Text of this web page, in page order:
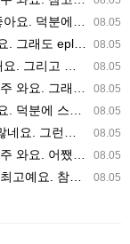
08.05
채널 먼저 찾아봐요. …
08.05
먼저 찾아봐요. 북마크…
08.05
처 꼭 체크해요. 앞…
08.05
로 봐야 안전해요. 다음…
08.05
하려 해요. 좋은 정보…
08.05
봐야 안전해요. 다음…
08.05
에서 봐야 마음 편해요.…
08.05
에서 봐야 마음 편해요.…